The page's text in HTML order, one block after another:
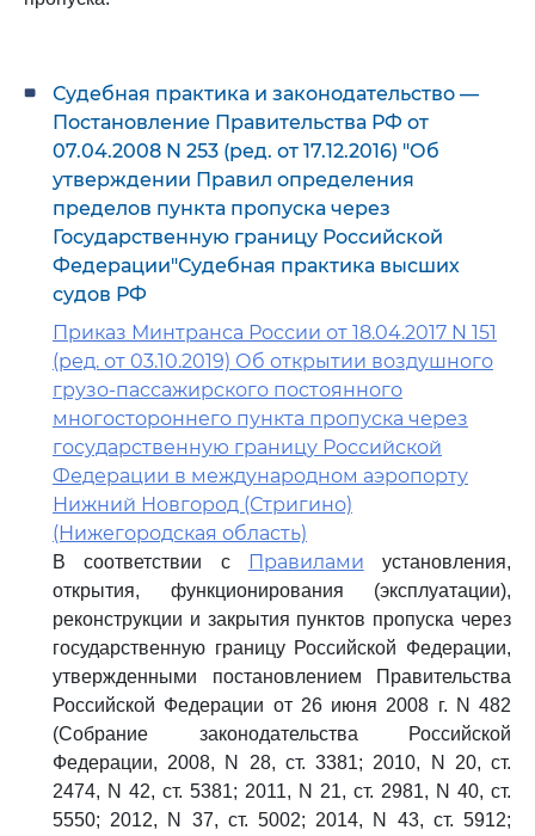
Судебная практика и законодательство —
Постановление Правительства РФ от
07.04.2008 N 253 (ред. от 17.12.2016) "Об
утверждении Правил определения
пределов пункта пропуска через
Государственную границу Российской
Федерации"Судебная практика высших
судов РФ
Приказ Минтранса России от 18.04.2017 N 151
(ред. от 03.10.2019) Об открытии воздушного
грузо-пассажирского постоянного
многостороннего пункта пропуска через
государственную границу Российской
Федерации в международном аэропорту
Нижний Новгород (Стригино)
(Нижегородская область)
В соответствии с Правилами установления,
открытия, функционирования (эксплуатации),
реконструкции и закрытия пунктов пропуска через
государственную границу Российской Федерации,
утвержденными постановлением Правительства
Российской Федерации от 26 июня 2008 г. N 482
(Собрание законодательства Российской
Федерации, 2008, N 28, ст. 3381; 2010, N 20, ст.
2474, N 42, ст. 5381; 2011, N 21, ст. 2981, N 40, ст.
5550; 2012, N 37, ст. 5002; 2014, N 43, ст. 5912;